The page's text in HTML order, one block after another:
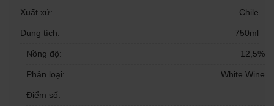
Xuất xứ: Chile
Dung tích: 750ml
Nồng độ: 12,5%
Phân loại: White Wine
Điểm số: